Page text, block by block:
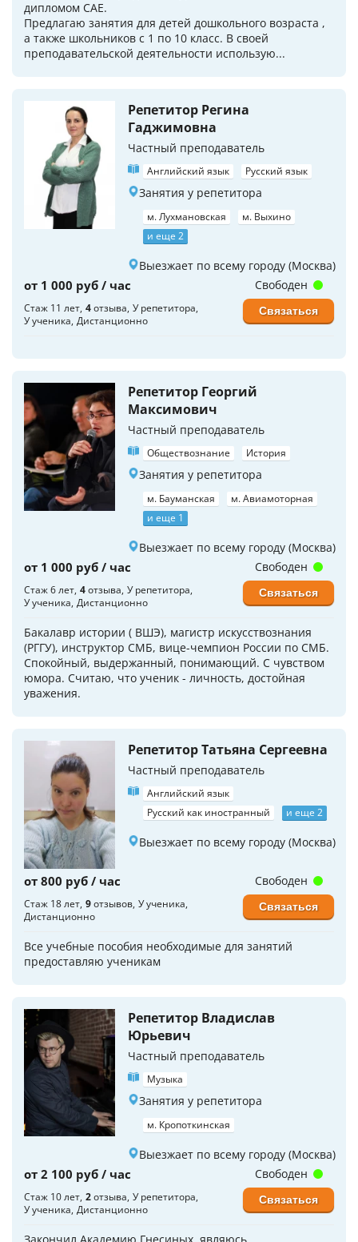
дипломом CAE.
Предлагаю занятия для детей дошкольного возраста ,
а также школьников с 1 по 10 класс. В своей
преподавательской деятельности использую...
Репетитор Регина
Гаджимовна
Частный преподаватель
Английский язык Русский язык
Занятия у репетитора
м. Лухмановская
м. Выхино
и еще 2
Выезжает по всему городу (Москва)
от 1 000 руб / час
Стаж 11 лет 4отзыва У репетитора
У ученика Дистанционно
Свободен
Связаться
Репетитор Георгий
Максимович
Частный преподаватель
Обществознание История
Занятия у репетитора
м. Бауманская
м. Авиамоторная
и еще 1
Выезжает по всему городу (Москва)
от 1 000 руб / час
Стаж 6 лет 4отзыва У репетитора
У ученика Дистанционно
Бакалавр истории ( ВШЭ), магистр искусствознания
(РГГУ), инструктор СМБ, вице-чемпион России по СМБ.
Спокойный, выдержанный, понимающий. С чувством
юмора. Считаю, что ученик - личность, достойная
уважения.
Свободен
Связаться
Репетитор Татьяна Сергеевна
Частный преподаватель
Английский язык
Русский как иностранный
и еще 2
Выезжает по всему городу (Москва)
от 800 руб / час
Стаж 18 лет 9отзывов У ученика
Дистанционно
Все учебные пособия необходимые для занятий
предоставляю ученикам
Свободен
Связаться
Репетитор Владислав
Юрьевич
Частный преподаватель
Музыка
Занятия у репетитора
м. Кропоткинская
Выезжает по всему городу (Москва)
от 2 100 руб / час
Стаж 10 лет 2отзыва У репетитора
У ученика Дистанционно
Свободен
Связаться